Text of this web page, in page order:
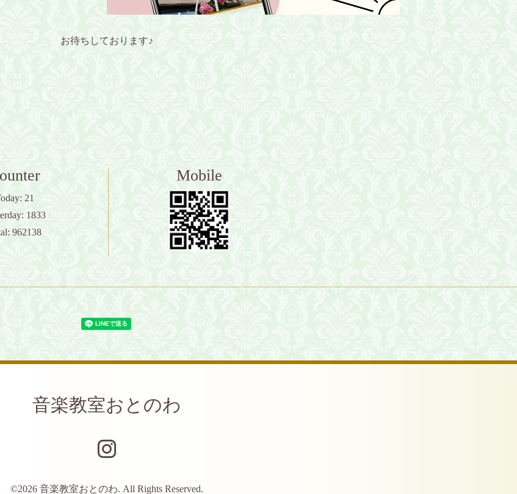
お待ちしております♪
21
1833
962138
Mobile
音楽教室おとのわ
©2026 音楽教室おとのわ. All Rights Reserved.